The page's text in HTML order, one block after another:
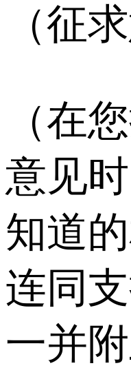
（征
（在
意见
知道
连同
一并附